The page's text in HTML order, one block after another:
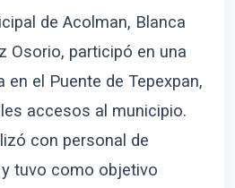
de Acolman, Blanca
Osorio, participó en una
en el Puente de Tepexpan,
accesos al municipio.
con personal de
tuvo como objetivo